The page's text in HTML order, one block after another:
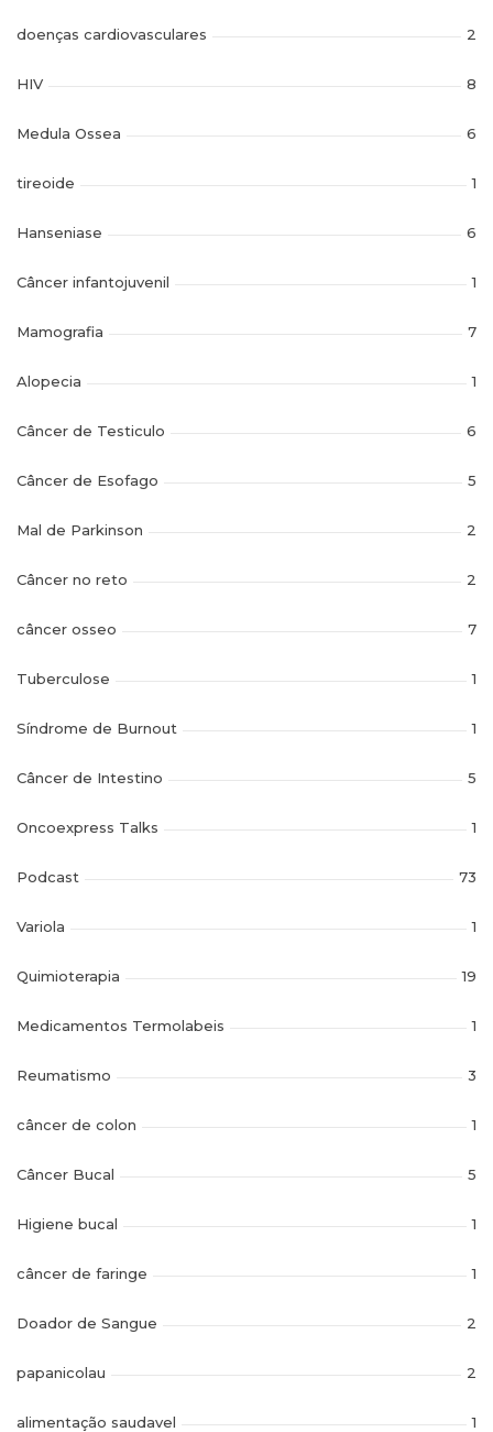
doenças cardiovasculares 2
HIV 8
Medula Ossea 6
tireoide 1
Hanseniase 6
Câncer infantojuvenil 1
Mamografia 7
Alopecia 1
Câncer de Testiculo 6
Câncer de Esofago 5
Mal de Parkinson 2
Câncer no reto 2
câncer osseo 7
Tuberculose 1
Síndrome de Burnout 1
Câncer de Intestino 5
Oncoexpress Talks 1
Podcast 73
Variola 1
Quimioterapia 19
Medicamentos Termolabeis 1
Reumatismo 3
câncer de colon 1
Câncer Bucal 5
Higiene bucal 1
câncer de faringe 1
Doador de Sangue 2
papanicolau 2
alimentação saudavel 1